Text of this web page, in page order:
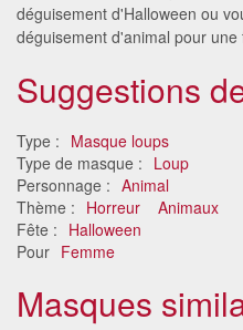
déguisement d'Halloween ou
déguisement d'animal pour
Suggestions
Type : Masque loups
Type de masque : Loup
Personnage : Animal
Thème : Horreur
Animaux
Fête : Halloween
Pour Femme
Masques